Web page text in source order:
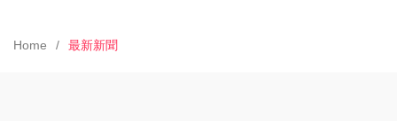
Home 最新新聞